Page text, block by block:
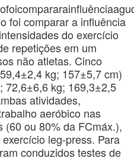
foi comparar a influência
do exercício
repetições em um
não atletas. Cinco
kg; 157±5,7 cm)
72,6±6,6 kg; 169,3±2,5
atividades,
aeróbico nas
(60 ou 80% da FCmáx.),
leg-press. Para
conduzidos testes de